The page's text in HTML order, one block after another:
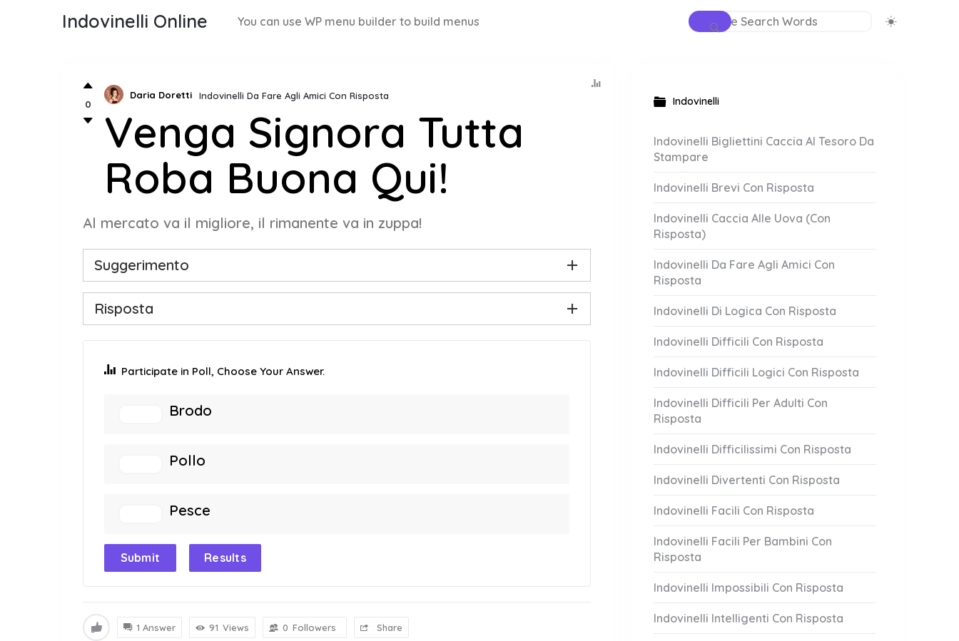
Indovinelli Online You can use WP menu builder to build menus
0
Daria Doretti Indovinelli Da Fare Agli Amici Con Risposta
Venga Signora Tutta
Roba Buona Qui!
Al mercato va il migliore, il rimanente va in zuppa!
Suggerimento
Risposta
Participate in Poll, Choose Your Answer.
Brodo
Pollo
Pesce
Submit Results
1 Answer 91 Views 0 Followers Share
Indovinelli
Indovinelli Bigliettini Caccia Al Tesoro Da
Stampare
Indovinelli Brevi Con Risposta
Indovinelli Caccia Alle Uova (Con
Risposta)
Indovinelli Da Fare Agli Amici Con
Risposta
Indovinelli Di Logica Con Risposta
Indovinelli Difficili Con Risposta
Indovinelli Difficili Logici Con Risposta
Indovinelli Difficili Per Adulti Con
Risposta
Indovinelli Difficilissimi Con Risposta
Indovinelli Divertenti Con Risposta
Indovinelli Facili Con Risposta
Indovinelli Facili Per Bambini Con
Risposta
Indovinelli Impossibili Con Risposta
Indovinelli Intelligenti Con Risposta